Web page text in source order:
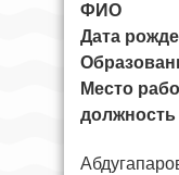
ФИО
Дата
Место
должность